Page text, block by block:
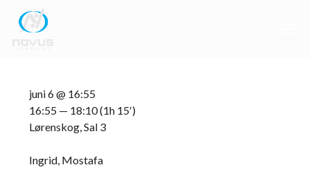
juni 6 @ 16:55
16:55 — 18:10(1h 15′)
Lørenskog, Sal 3
Ingrid, Mostafa